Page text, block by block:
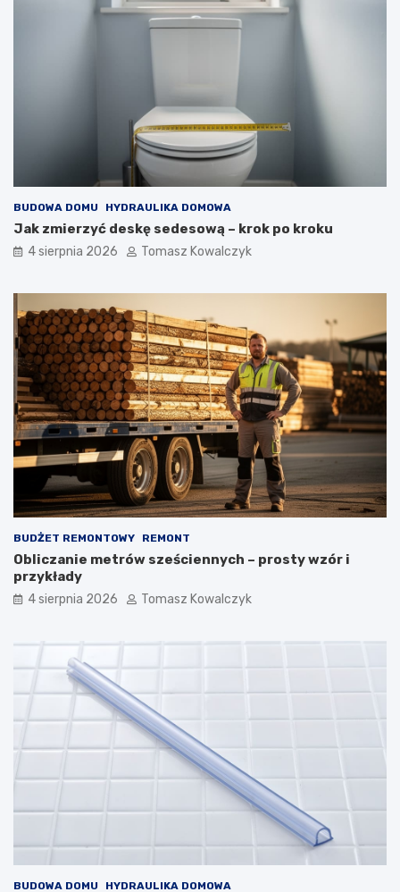
BUDOWA DOMU HYDRAULIKA DOMOWA
Jak zmierzyć deskę sedesową – krok po kroku
4 sierpnia 2026 Tomasz Kowalczyk
BUDŻET REMONTOWY REMONT
Obliczanie metrów sześciennych – prosty wzór i
przykłady
4 sierpnia 2026 Tomasz Kowalczyk
BUDOWA DOMU HYDRAULIKA DOMOWA